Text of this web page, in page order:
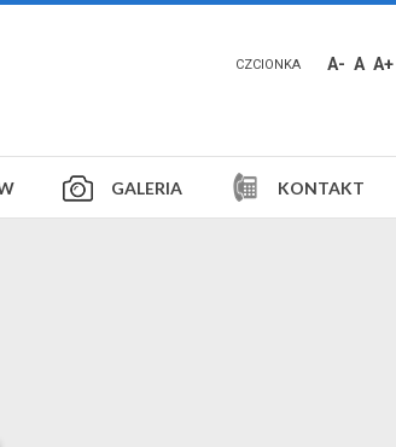
CZCIONKA A- A A+
GALERIA KONTAKT